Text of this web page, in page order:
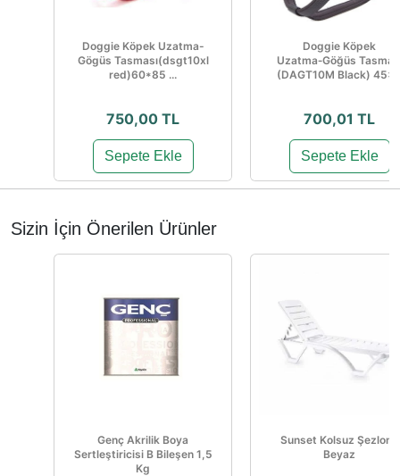
Doggie Köpek Uzatma-
Gögüs Tasması(dsgt10xl
red)60*85 ...
750,00 TL
Sepete Ekle
Doggie Köpek
Uzatma‑Göğüs
(DAGT10M Black)
700,01 TL
Sepete Ekle
Sizin İçin Önerilen Ürünler
Genç Akrilik Boya
Sertleştiricisi B Bileşen 1,5
Kg
Sunset Kolsuz Şezlong
Beyaz